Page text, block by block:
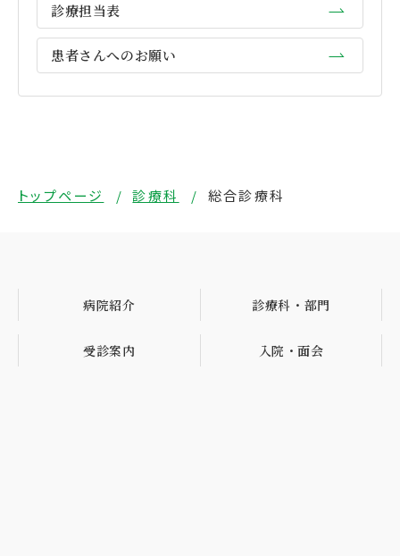
診療担当表
患者さんへのお願い
トップページ 診療科 総合診療科
病院紹介 診療科・部門
受診案内 入院・面会